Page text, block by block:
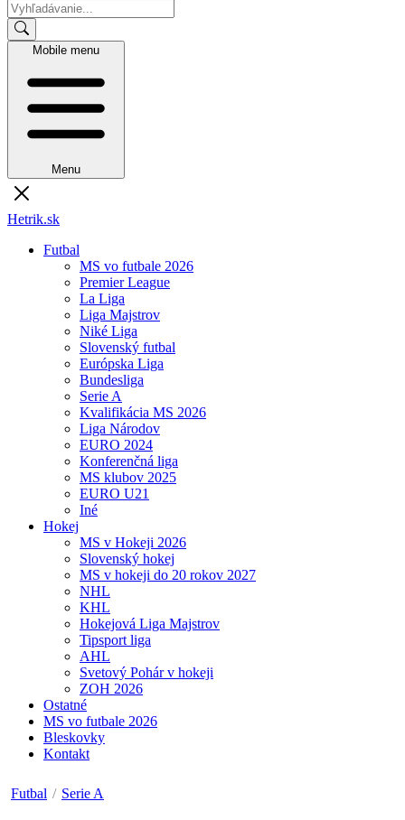
Mobile menu
Menu
Hetrik.sk
Futbal
MS vo futbale 2026
Premier League
La Liga
Liga Majstrov
Niké Liga
Slovenský futbal
Európska Liga
Bundesliga
Serie A
Kvalifikácia MS 2026
Liga Národov
EURO 2024
Konferenčná liga
MS klubov 2025
EURO U21
Iné
Hokej
MS v Hokeji 2026
Slovenský hokej
MS v hokeji do 20 rokov 2027
NHL
KHL
Hokejová Liga Majstrov
Tipsport liga
AHL
Svetový Pohár v hokeji
ZOH 2026
Ostatné
MS vo futbale 2026
Bleskovky
Kontakt
Futbal / Serie A